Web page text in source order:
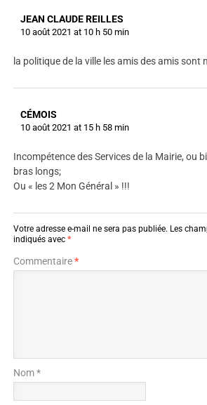
JEAN CLAUDE REILLES
10 août 2021 at 10 h 50 min
la politique de la ville les amis des amis sont
CÉMOIS
10 août 2021 at 15 h 58 min
Incompétence des Services de la Mairie, ou
bras longs;
Ou « les 2 Mon Général » !!!
Votre adresse e-mail ne sera pas publiée. Les
indiqués avec *
Commentaire*
Nom *